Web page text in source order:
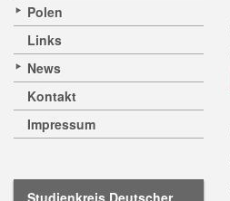
Polen
Links
News
Kontakt
Impressum
Studienkreis Deutscher